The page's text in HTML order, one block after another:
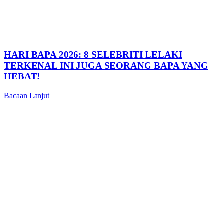
HARI BAPA 2026: 8 SELEBRITI LELAKI
TERKENAL INI JUGA SEORANG BAPA YANG
HEBAT!
Bacaan Lanjut